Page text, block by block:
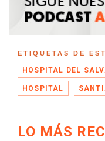
ETIQUETAS DE
HOSPITAL DEL
HOSPITAL
LO MÁS